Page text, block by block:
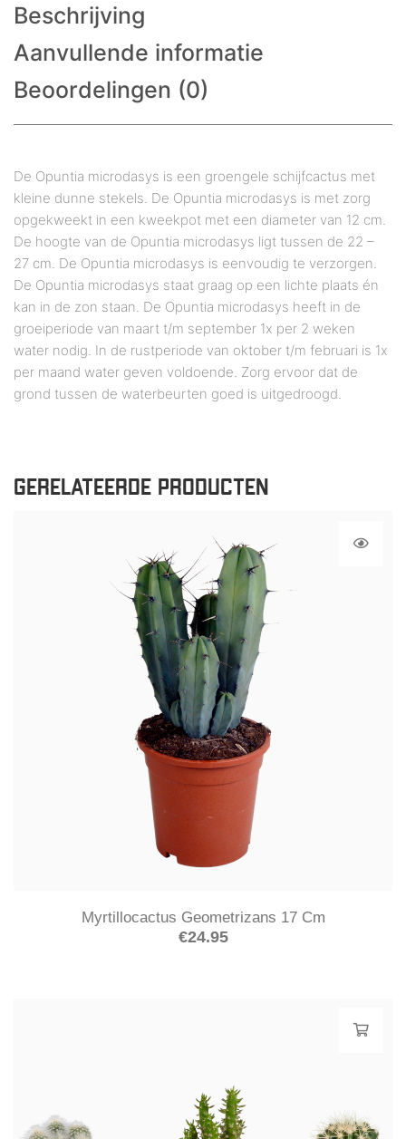
Beschrijving
Aanvullende informatie
Beoordelingen (0)
De Opuntia microdasys is een groengele schijfcactus met
kleine dunne stekels. De Opuntia microdasys is met zorg
opgekweekt in een kweekpot met een diameter van 12 cm.
De hoogte van de Opuntia microdasys ligt tussen de 22 –
27 cm. De Opuntia microdasys is eenvoudig te verzorgen.
De Opuntia microdasys staat graag op een lichte plaats én
kan in de zon staan. De Opuntia microdasys heeft in de
groeiperiode van maart t/m september 1x per 2 weken
water nodig. In de rustperiode van oktober t/m februari is 1x
per maand water geven voldoende. Zorg ervoor dat de
grond tussen de waterbeurten goed is uitgedroogd.
GERELATEERDE PRODUCTEN
Myrtillocactus Geometrizans 17 Cm
€24.95